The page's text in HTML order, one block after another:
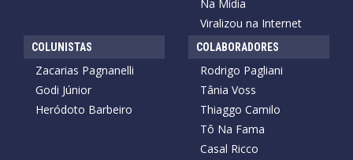
Na Mídia
Viralizou na Internet
COLUNISTAS
Zacarias Pagnanelli
Godi Júnior
Heródoto Barbeiro
COLABORADORES
Rodrigo Pagliani
Tânia Voss
Thiaggo Camilo
Tô Na Fama
Casal Ricco